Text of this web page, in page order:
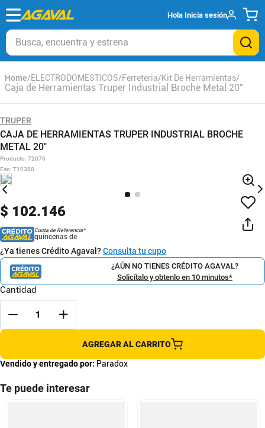
Hola Inicia sesión
Busca, encuentra y estrena
ELECTRODOMESTICOS Ferreteria Kit De Herramientas
Caja de Herramientas Truper Industrial Broche Metal 20"
TRUPER
CAJA DE HERRAMIENTAS TRUPER INDUSTRIAL BROCHE
METAL 20"
Producto: 72076
Ean: T10380
$ 102.146
Cuota de Referencia*
quincenas de
¿Ya tienes Crédito Agaval?Consulta tu cupo
¿AÚN NO TIENES CRÉDITO AGAVAL?
Solicítalo y obtenlo en 10 minutos*
Cantidad
AGREGAR AL CARRITO
Vendido y entregado por: Paradox
Te puede interesar